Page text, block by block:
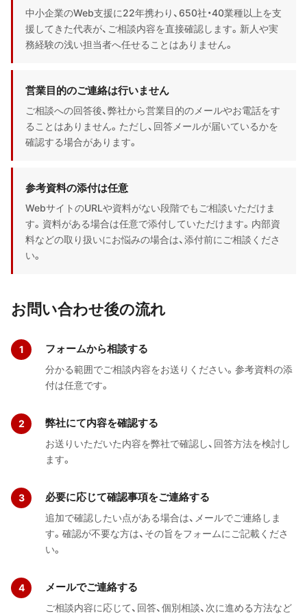
中小企業のWeb支援に22年携わり、650社・40業種以上を支
援してきた代表が、ご相談内容を直接確認します。新人や実
務経験の浅い担当者へ任せることはありません。
営業目的のご連絡は行いません
ご相談への回答後、弊社から営業目的のメールやお電話をす
ることはありません。ただし、回答メールが届いているかを
確認する場合があります。
参考資料の添付は任意
WebサイトのURLや資料がない段階でもご相談いただけま
す。資料がある場合は任意で添付していただけます。内部資
料などの取り扱いにお悩みの場合は、添付前にご相談くださ
い。
お問い合わせ後の流れ
フォームから相談する
分かる範囲でご相談内容をお送りください。参考資料の添
付は任意です。
弊社にて内容を確認する
お送りいただいた内容を弊社で確認し、回答方法を検討し
ます。
必要に応じて確認事項をご連絡する
追加で確認したい点がある場合は、メールでご連絡しま
す。確認が不要な方は、その旨をフォームにご記載くださ
い。
メールでご連絡する
ご相談内容に応じて、回答、個別相談、次に進める方法など